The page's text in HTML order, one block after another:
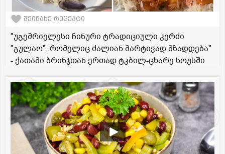
შეინახე რეცეპტი
"უგემრიელესი ჩინური ტრადიციული კერძი
"გულაო", რომელიც ძალიან მარტივად მზადდება"
- ქათამი ბრინჯთან ერთად ტკბილ-ცხარე სოუსში